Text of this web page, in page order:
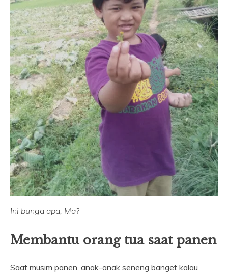
Ini bunga apa, Ma?
Membantu orang tua saat panen
Saat musim panen, anak-anak seneng banget kalau